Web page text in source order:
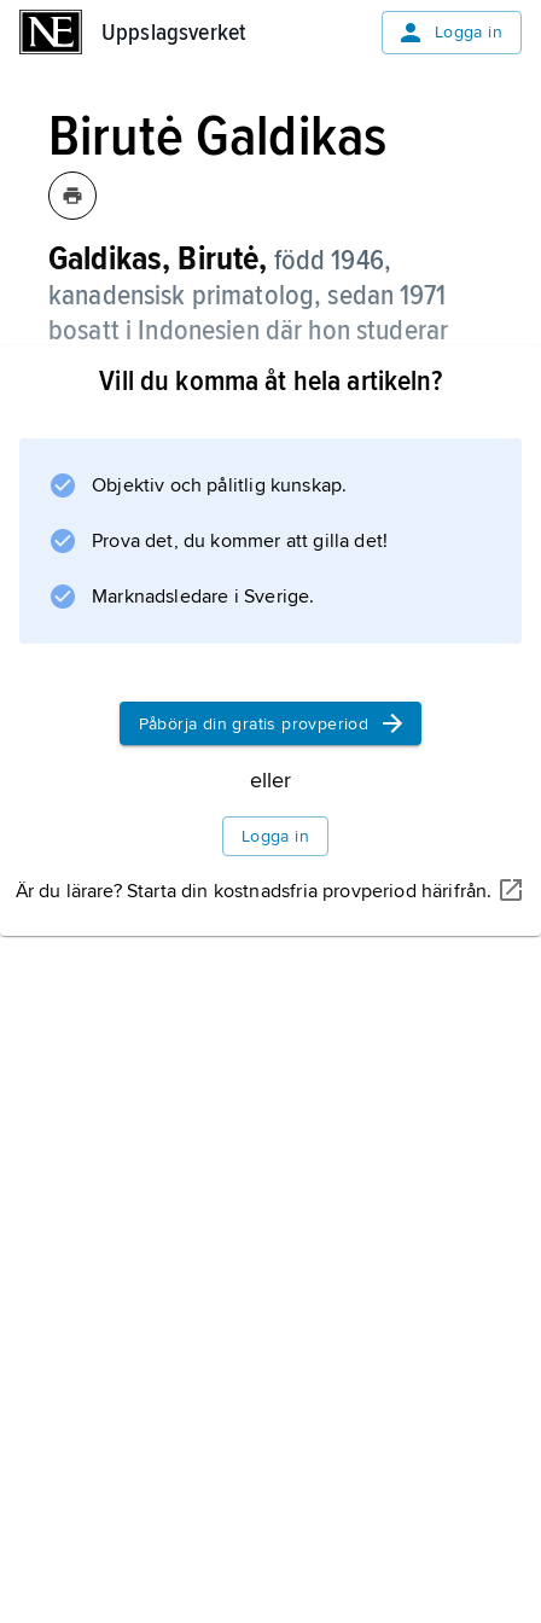
Uppslagsverket Logga in
Birutė Galdikas
Galdikas, Birutė, född 1946,
kanadensisk primatolog, sedan 1971
bosatt i Indonesien där hon studerar
orangutanger.
vilda schimpanser och gorillor utförda av Jane
Fossey fick båda ekonomiskt stöd av Louis
Leakey.
Information om artikeln
Vill du komma åt hela artikeln?
Objektiv och pålitlig kunskap.
Prova det, du kommer att gilla det!
Marknadsledare i Sverige.
Påbörja din gratis provperiod
eller
Logga in
Är du lärare? Starta din kostnadsfria provperiod härifrån.